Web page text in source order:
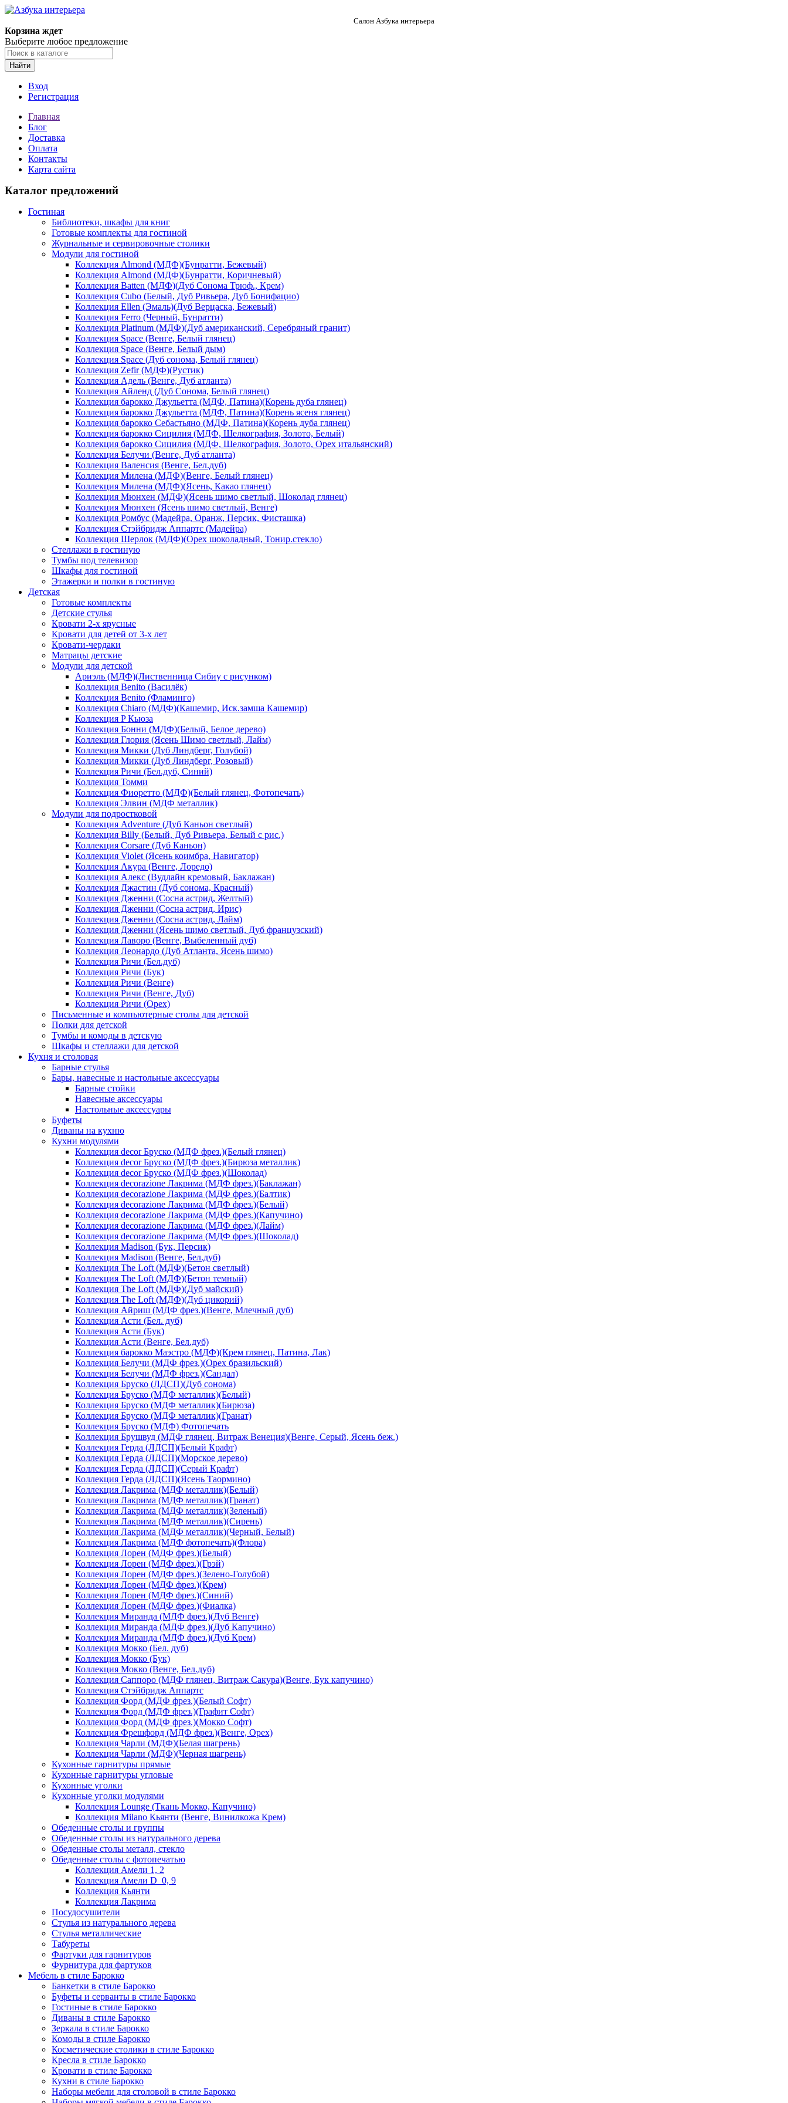
Салон Азбука интерьера
Корзина ждет
Выберите любое предложение
Найти
Вход
Регистрация
Главная
Блог
Доставка
Оплата
Контакты
Карта сайта
Каталог предложений
Гостиная
Библиотеки, шкафы для книг
Готовые комплекты для гостиной
Журнальные и сервировочные столики
Модули для гостиной
Коллекция Almond (МДФ)(Бунратти, Бежевый)
Коллекция Almond (МДФ)(Бунратти, Коричневый)
Коллекция Batten (МДФ)(Дуб Сонома Трюф., Крем)
Коллекция Cubo (Белый, Дуб Ривьера, Дуб Бонифацио)
Коллекция Ellen (Эмаль)(Дуб Верцаска, Бежевый)
Коллекция Ferro (Черный, Бунратти)
Коллекция Platinum (МДФ)(Дуб американский, Серебряный гранит)
Коллекция Space (Венге, Белый глянец)
Коллекция Space (Венге, Белый дым)
Коллекция Space (Дуб сонома, Белый глянец)
Коллекция Zefir (МДФ)(Рустик)
Коллекция Адель (Венге, Дуб атланта)
Коллекция Айленд (Дуб Сонома, Белый глянец)
Коллекция барокко Джульетта (МДФ, Патина)(Корень дуба глянец)
Коллекция барокко Джульетта (МДФ, Патина)(Корень ясеня глянец)
Коллекция барокко Себастьяно (МДФ, Патина)(Корень дуба глянец)
Коллекция барокко Сицилия (МДФ, Шелкография, Золото, Белый)
Коллекция барокко Сицилия (МДФ, Шелкография, Золото, Орех итальянский)
Коллекция Белучи (Венге, Дуб атланта)
Коллекция Валенсия (Венге, Бел.дуб)
Коллекция Милена (МДФ)(Венге, Белый глянец)
Коллекция Милена (МДФ)(Ясень, Какао глянец)
Коллекция Мюнхен (МДФ)(Ясень шимо светлый, Шоколад глянец)
Коллекция Мюнхен (Ясень шимо светлый, Венге)
Коллекция Ромбус (Мадейра, Оранж, Персик, Фисташка)
Коллекция Стэйбридж Аппартс (Мадейра)
Коллекция Шерлок (МДФ)(Орех шоколадный, Тонир.стекло)
Стеллажи в гостиную
Тумбы под телевизор
Шкафы для гостиной
Этажерки и полки в гостиную
Детская
Готовые комплекты
Детские стулья
Кровати 2-х ярусные
Кровати для детей от 3-х лет
Кровати-чердаки
Матрацы детские
Модули для детской
Ариэль (МДФ)(Лиственница Сибиу с рисунком)
Коллекция Benito (Василёк)
Коллекция Benito (Фламинго)
Коллекция Chiaro (МДФ)(Кашемир, Иск.замша Кашемир)
Коллекция P Кьюза
Коллекция Бонни (МДФ)(Белый, Белое дерево)
Коллекция Глория (Ясень Шимо светлый, Лайм)
Коллекция Микки (Дуб Линдберг, Голубой)
Коллекция Микки (Дуб Линдберг, Розовый)
Коллекция Ричи (Бел.дуб, Синий)
Коллекция Томми
Коллекция Фиоретто (МДФ)(Белый глянец, Фотопечать)
Коллекция Элвин (МДФ металлик)
Модули для подростковой
Коллекция Adventure (Дуб Каньон светлый)
Коллекция Billy (Белый, Дуб Ривьера, Белый с рис.)
Коллекция Corsare (Дуб Каньон)
Коллекция Violet (Ясень коимбра, Навигатор)
Коллекция Акура (Венге, Лоредо)
Коллекция Алекс (Вудлайн кремовый, Баклажан)
Коллекция Джастин (Дуб сонома, Красный)
Коллекция Дженни (Cосна астрид, Желтый)
Коллекция Дженни (Cосна астрид, Ирис)
Коллекция Дженни (Cосна астрид, Лайм)
Коллекция Дженни (Ясень шимо светлый, Дуб французский)
Коллекция Лаворо (Венге, Выбеленный дуб)
Коллекция Леонардо (Дуб Атланта, Ясень шимо)
Коллекция Ричи (Бел.дуб)
Коллекция Ричи (Бук)
Коллекция Ричи (Венге)
Коллекция Ричи (Венге, Дуб)
Коллекция Ричи (Орех)
Письменные и компьютерные столы для детской
Полки для детской
Тумбы и комоды в детскую
Шкафы и стеллажи для детской
Кухня и столовая
Барные стулья
Бары, навесные и настольные аксессуары
Барные стойки
Навесные аксессуары
Настольные аксессуары
Буфеты
Диваны на кухню
Кухни модулями
Коллекция decor Бруско (МДФ фрез.)(Белый глянец)
Коллекция decor Бруско (МДФ фрез.)(Бирюза металлик)
Коллекция decor Бруско (МДФ фрез.)(Шоколад)
Коллекция decorazione Лакрима (МДФ фрез.)(Баклажан)
Коллекция decorazione Лакрима (МДФ фрез.)(Балтик)
Коллекция decorazione Лакрима (МДФ фрез.)(Белый)
Коллекция decorazione Лакрима (МДФ фрез.)(Капучино)
Коллекция decorazione Лакрима (МДФ фрез.)(Лайм)
Коллекция decorazione Лакрима (МДФ фрез.)(Шоколад)
Коллекция Madison (Бук, Персик)
Коллекция Madison (Венге, Бел.дуб)
Коллекция The Loft (МДФ)(Бетон светлый)
Коллекция The Loft (МДФ)(Бетон темный)
Коллекция The Loft (МДФ)(Дуб майский)
Коллекция The Loft (МДФ)(Дуб цикорий)
Коллекция Айриш (МДФ фрез.)(Венге, Млечный дуб)
Коллекция Асти (Бел. дуб)
Коллекция Асти (Бук)
Коллекция Асти (Венге, Бел.дуб)
Коллекция барокко Маэстро (МДФ)(Крем глянец, Патина, Лак)
Коллекция Белучи (МДФ фрез.)(Орех бразильский)
Коллекция Белучи (МДФ фрез.)(Сандал)
Коллекция Бруско (ЛДСП)(Дуб сонома)
Коллекция Бруско (МДФ металлик)(Белый)
Коллекция Бруско (МДФ металлик)(Бирюза)
Коллекция Бруско (МДФ металлик)(Гранат)
Коллекция Бруско (МДФ) Фотопечать
Коллекция Брушвуд (МДФ глянец, Витраж Венеция)(Венге, Серый, Ясень беж.)
Коллекция Герда (ЛДСП)(Белый Крафт)
Коллекция Герда (ЛДСП)(Морское дерево)
Коллекция Герда (ЛДСП)(Серый Крафт)
Коллекция Герда (ЛДСП)(Ясень Таормино)
Коллекция Лакрима (МДФ металлик)(Белый)
Коллекция Лакрима (МДФ металлик)(Гранат)
Коллекция Лакрима (МДФ металлик)(Зеленый)
Коллекция Лакрима (МДФ металлик)(Сирень)
Коллекция Лакрима (МДФ металлик)(Черный, Белый)
Коллекция Лакрима (МДФ фотопечать)(Флора)
Коллекция Лорен (МДФ фрез.)(Белый)
Коллекция Лорен (МДФ фрез.)(Грэй)
Коллекция Лорен (МДФ фрез.)(Зелено-Голубой)
Коллекция Лорен (МДФ фрез.)(Крем)
Коллекция Лорен (МДФ фрез.)(Синий)
Коллекция Лорен (МДФ фрез.)(Фиалка)
Коллекция Миранда (МДФ фрез.)(Дуб Венге)
Коллекция Миранда (МДФ фрез.)(Дуб Капучино)
Коллекция Миранда (МДФ фрез.)(Дуб Крем)
Коллекция Мокко (Бел. дуб)
Коллекция Мокко (Бук)
Коллекция Мокко (Венге, Бел.дуб)
Коллекция Саппоро (МДФ глянец, Витраж Сакура)(Венге, Бук капучино)
Коллекция Стэйбридж Аппартс
Коллекция Форд (МДФ фрез.)(Белый Софт)
Коллекция Форд (МДФ фрез.)(Графит Софт)
Коллекция Форд (МДФ фрез.)(Мокко Софт)
Коллекция Фрешфорд (МДФ фрез.)(Венге, Орех)
Коллекция Чарли (МДФ)(Белая шагрень)
Коллекция Чарли (МДФ)(Черная шагрень)
Кухонные гарнитуры прямые
Кухонные гарнитуры угловые
Кухонные уголки
Кухонные уголки модулями
Коллекция Lounge (Ткань Мокко, Капучино)
Коллекция Milano Кьянти (Венге, Винилкожа Крем)
Обеденные столы и группы
Обеденные столы из натурального дерева
Обеденные столы металл, стекло
Обеденные столы с фотопечатью
Коллекция Амели 1, 2
Коллекция Амели D_0, 9
Коллекция Кьянти
Коллекция Лакрима
Посудосушители
Стулья из натурального дерева
Стулья металлические
Табуреты
Фартуки для гарнитуров
Фурнитура для фартуков
Мебель в стиле Барокко
Банкетки в стиле Барокко
Буфеты и серванты в стиле Барокко
Гостиные в стиле Барокко
Диваны в стиле Барокко
Зеркала в стиле Барокко
Комоды в стиле Барокко
Косметические столики в стиле Барокко
Кресла в стиле Барокко
Кровати в стиле Барокко
Кухни в стиле Барокко
Наборы мебели для столовой в стиле Барокко